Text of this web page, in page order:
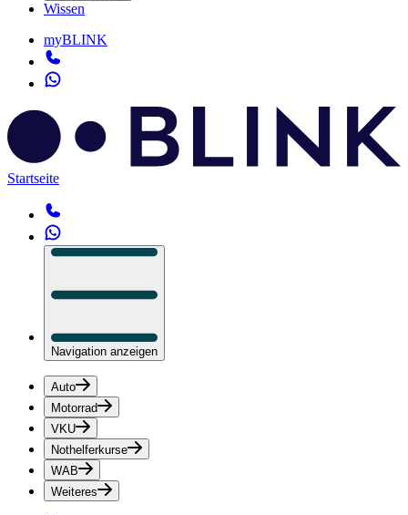
Wissen
myBLINK
Startseite
Navigation anzeigen
Auto
Motorrad
VKU
Nothelferkurse
WAB
Weiteres